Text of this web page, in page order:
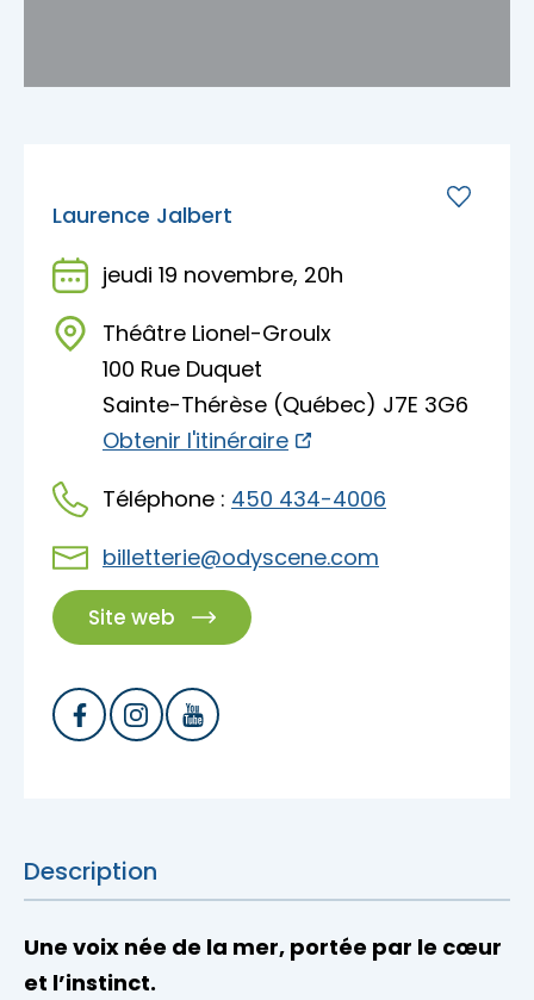
Laurence Jalbert
jeudi 19 novembre, 20h
Théâtre Lionel-Groulx
100 Rue Duquet
Sainte-Thérèse (Québec) J7E 3G6
Obtenir l'itinéraire
Téléphone : 450 434-4006
billetterie@odyscene.com
Site web
Description
Une voix née de la mer, portée par le cœur
et l’instinct.